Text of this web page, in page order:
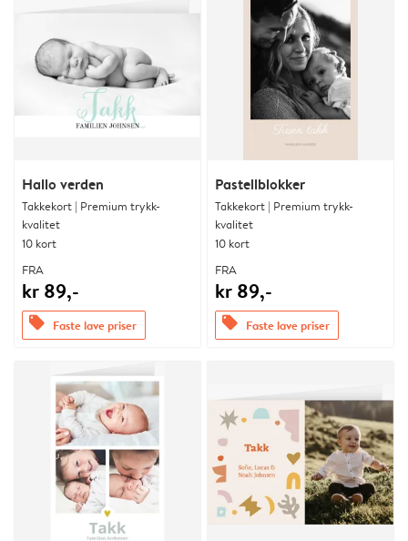
Hallo verden
Takkekort | Premium trykk-
kvalitet
10 kort
FRA
kr 89,-
offers Faste lave priser
Pastellblokker
Takkekort | Premium trykk-
kvalitet
10 kort
FRA
kr 89,-
offers Faste lave priser